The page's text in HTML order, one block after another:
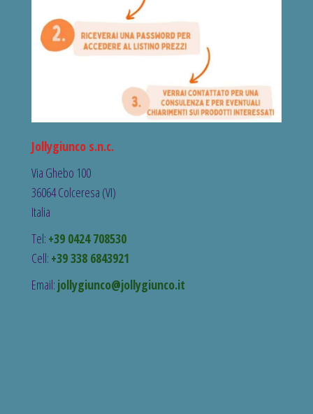
Jollygiunco s.n.c.
Via Ghebo 100
36064 Colceresa (VI)
Italia
Tel: +39 0424 708530
Cell: +39 338 6843921
Email: jollygiunco@jollygiunco.it